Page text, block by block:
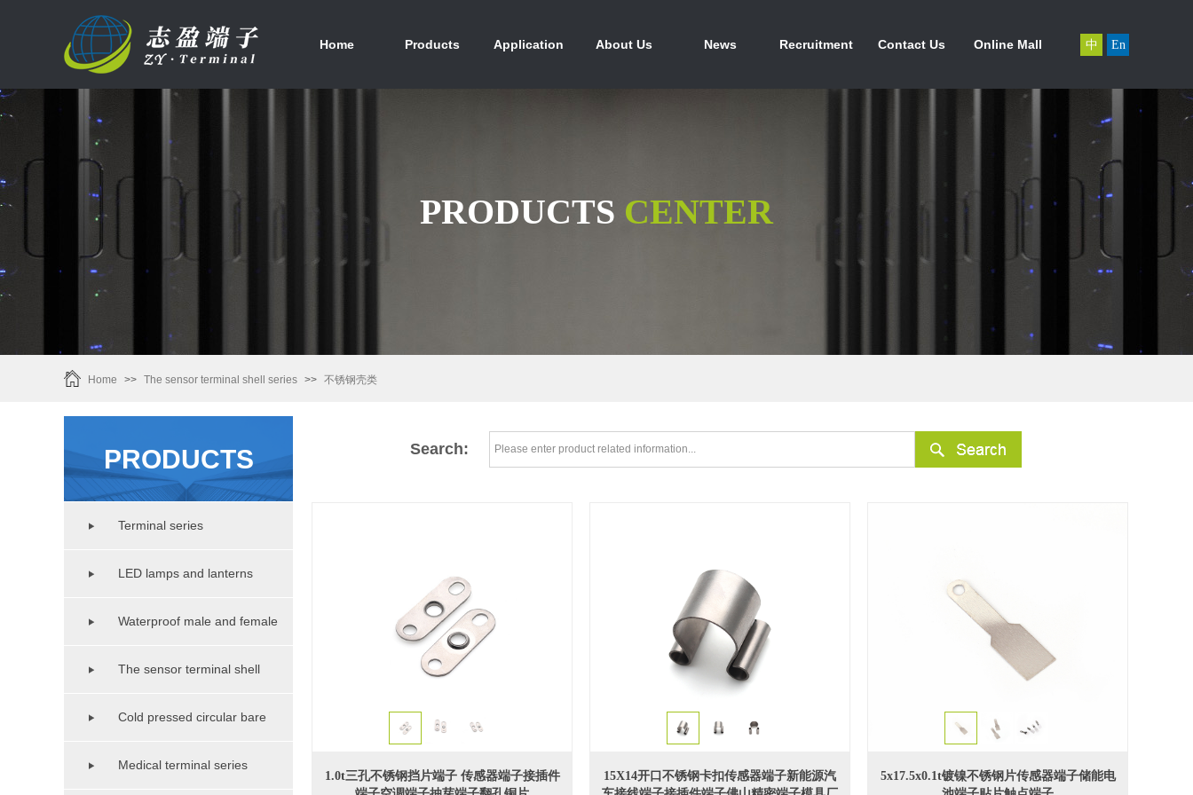
首页 产品中心 行业应用 关于我们 新闻资讯 人力资源 联系我们 在线商城 En
中
Home Products Application About Us News Recruitment Contact Us Online Mall
PRODUCTS CENTER
Home >> The sensor terminal shell series >> 不锈钢壳类
Search:
PRODUCTS
Terminal series
LED lamps and lanterns
lighting seriesWaterproof male and female
copper pipe seriesThe sensor terminal shell
series Cold pressed circular bare
terminal seriesMedical terminal series
1.0t三孔不锈钢挡片端子 传感器端子接插件
15X14开口不锈钢卡扣传感器端子新能源汽
5x17.5x0.1t镀镍不锈钢片传感器端子储能电